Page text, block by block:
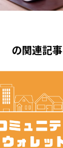
の関連記事